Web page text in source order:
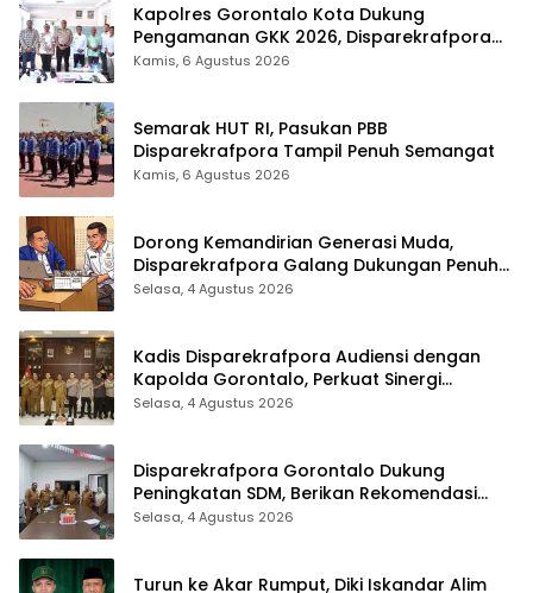
Kapolres Gorontalo Kota Dukung
Pengamanan GKK 2026, Disparekrafpora
Perkuat Sinergi Lintas Sektor
Kamis, 6 Agustus 2026
Semarak HUT RI, Pasukan PBB
Disparekrafpora Tampil Penuh Semangat
Kamis, 6 Agustus 2026
Dorong Kemandirian Generasi Muda,
Disparekrafpora Galang Dukungan Penuh
Para Aleg Deprov
Selasa, 4 Agustus 2026
Kadis Disparekrafpora Audiensi dengan
Kapolda Gorontalo, Perkuat Sinergi
Sukseskan Gorontalo Karnaval Karawo
Selasa, 4 Agustus 2026
Disparekrafpora Gorontalo Dukung
Peningkatan SDM, Berikan Rekomendasi
Studi S3 bagi Pegawai
Selasa, 4 Agustus 2026
Turun ke Akar Rumput, Diki Iskandar Alim